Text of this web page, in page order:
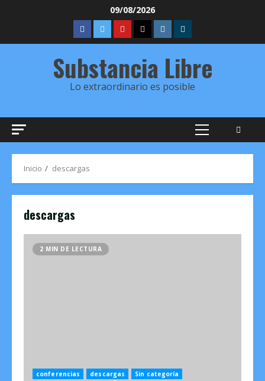
09/08/2026
FBK TW YT IVOOXINSTAGRAM
Telegram
Substancia Libre
Lo extraordinario es posible
Menú
Inicio descargas
descargas
2 MIN DE LECTURA
conferencias descargas Sin categoría